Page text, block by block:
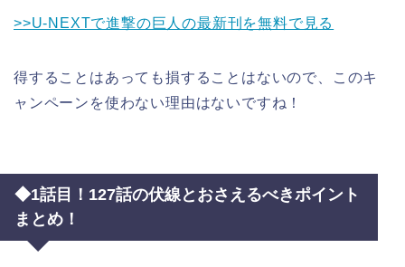
>>U-NEXTで進撃の巨人の最新刊を無料で見る
得することはあっても損することはないので、このキ
ャンペーンを使わない理由はないですね！
◆1話目！127話の伏線とおさえるべきポイント
まとめ！